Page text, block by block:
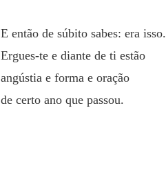
E então de súbito sabes: era isso.
Ergues-te e diante de ti estão
angústia e forma e oração
de certo ano que passou.